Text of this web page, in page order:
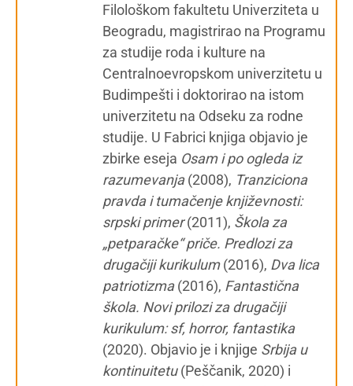
Filološkom fakultetu Univerziteta u
Beogradu, magistrirao na Programu
za studije roda i kulture na
Centralnoevropskom univerzitetu u
Budimpešti i doktorirao na istom
univerzitetu na Odseku za rodne
studije. U Fabrici knjiga objavio je
zbirke eseja Osam i po ogleda iz
razumevanja(2008), Tranziciona
pravda i tumačenje književnosti:
srpski primer(2011), Škola za
„petparačke“ priče. Predlozi za
drugačiji kurikulum(2016), Dva lica
patriotizma(2016), Fantastična
škola. Novi prilozi za drugačiji
kurikulum: sf, horror, fantastika
(2020). Objavio je i knjige Srbija u
kontinuitetu(Peščanik, 2020) i